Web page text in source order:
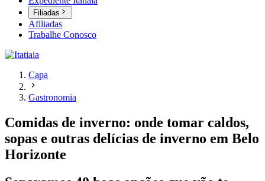
Filiadas
Afiliadas
Trabalhe Conosco
Capa
Gastronomia
Comidas de inverno: onde tomar caldos,
sopas e outras delícias de inverno em Belo
Horizonte